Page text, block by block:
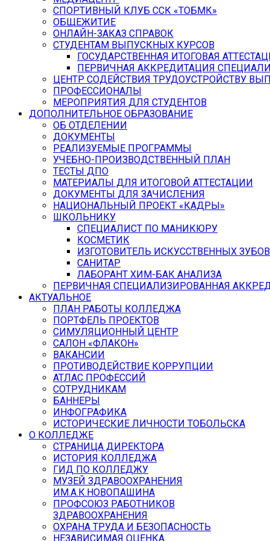
СПОРТИВНЫЙ КЛУБ ССК «ТОБМК»
ОБЩЕЖИТИЕ
ОНЛАЙН-ЗАКАЗ СПРАВОК
СТУДЕНТАМ ВЫПУСКНЫХ КУРСОВ
ГОСУДАРСТВЕННАЯ ИТОГОВАЯ
ПЕРВИЧНАЯ АККРЕДИТАЦИЯ
ЦЕНТР СОДЕЙСТВИЯ ТРУДОУСТРОЙСТВУ
ПРОФЕССИОНАЛЫ
МЕРОПРИЯТИЯ ДЛЯ СТУДЕНТОВ
ДОПОЛНИТЕЛЬНОЕ ОБРАЗОВАНИЕ
ОБ ОТДЕЛЕНИИ
ДОКУМЕНТЫ
РЕАЛИЗУЕМЫЕ ПРОГРАММЫ
УЧЕБНО-ПРОИЗВОДСТВЕННЫЙ ПЛАН
ТЕСТЫ ДПО
МАТЕРИАЛЫ ДЛЯ ИТОГОВОЙ АТТЕСТАЦИИ
ДОКУМЕНТЫ ДЛЯ ЗАЧИСЛЕНИЯ
НАЦИОНАЛЬНЫЙ ПРОЕКТ «КАДРЫ»
ШКОЛЬНИКУ
СПЕЦИАЛИСТ ПО МАНИКЮРУ
КОСМЕТИК
ИЗГОТОВИТЕЛЬ ИСКУССТВЕННЫХ ЗУБОВ
САНИТАР
ЛАБОРАНТ ХИМ-БАК АНАЛИЗА
ПЕРВИЧНАЯ СПЕЦИАЛИЗИРОВАННАЯ
АКТУАЛЬНОЕ
ПЛАН РАБОТЫ КОЛЛЕДЖА
ПОРТФЕЛЬ ПРОЕКТОВ
СИМУЛЯЦИОННЫЙ ЦЕНТР
САЛОН «ФЛАКОН»
ВАКАНСИИ
ПРОТИВОДЕЙСТВИЕ КОРРУПЦИИ
АТЛАС ПРОФЕССИЙ
СОТРУДНИКАМ
БАННЕРЫ
ИНФОГРАФИКА
ИСТОРИЧЕСКИЕ ЛИЧНОСТИ ТОБОЛЬСКА
О КОЛЛЕДЖЕ
СТРАНИЦА ДИРЕКТОРА
ИСТОРИЯ КОЛЛЕДЖА
ГИД ПО КОЛЛЕДЖУ
МУЗЕЙ ЗДРАВООХРАНЕНИЯ
ИМ.А.К.НОВОПАШИНА
ПРОФСОЮЗ РАБОТНИКОВ
ЗДРАВООХРАНЕНИЯ
ОХРАНА ТРУДА И БЕЗОПАСНОСТЬ
НЕЗАВИСИМАЯ ОЦЕНКА